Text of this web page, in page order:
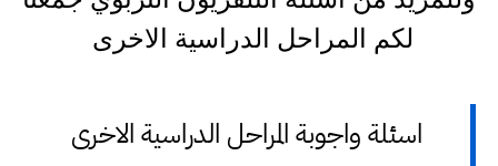
لكم المراحل الدراسية الاخرى
اسئلة واجوبة المراحل الدراسية الاخرى